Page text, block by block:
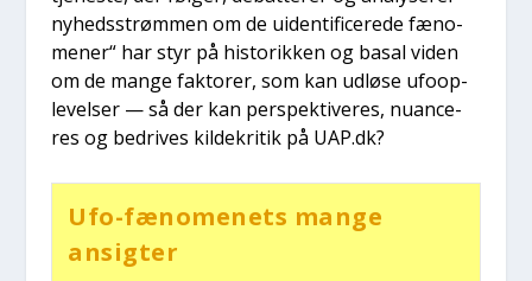
nyheds­strøm­men om de uiden­ti­fi­ce­re­de fæno­
me­ner“ har styr på histo­rik­ken og basal viden
om de man­ge fak­to­rer, som kan udlø­se ufoop­
le­vel­ser — så der kan per­spek­ti­ve­res, nuan­ce­
res og bedri­ves kil­de­kri­tik på UAP.dk?
Ufo-fæno­me­nets man­ge
ansig­ter